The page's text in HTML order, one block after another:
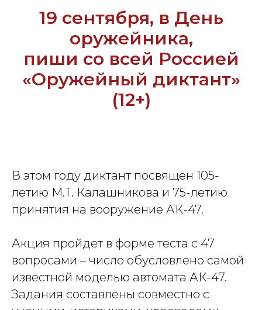
19 сентября, в День
оружейника,
пиши со всей Россией
«Оружейный диктант»
(12+)
В этом году диктант посвящён 105-
летию М.Т. Калашникова и 75-летию
принятия на вооружение АК-47.
Акция пройдет в форме теста с 47
вопросами – число обусловлено самой
известной моделью автомата АК-47.
Задания составлены совместно с